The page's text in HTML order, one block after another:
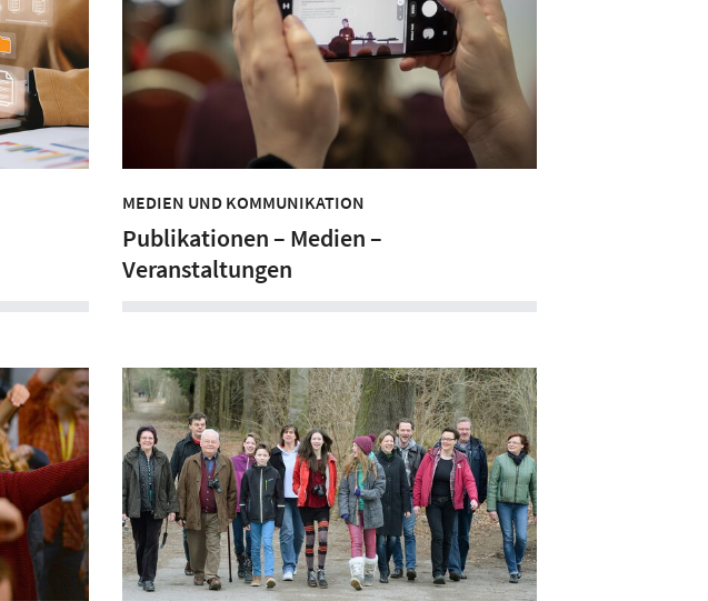
MEDIEN UND KOMMUNIKATION
Publikationen – Medien –
Veranstaltungen